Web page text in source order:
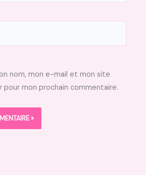
nom, mon e-mail et mon site
pour mon prochain commentaire.